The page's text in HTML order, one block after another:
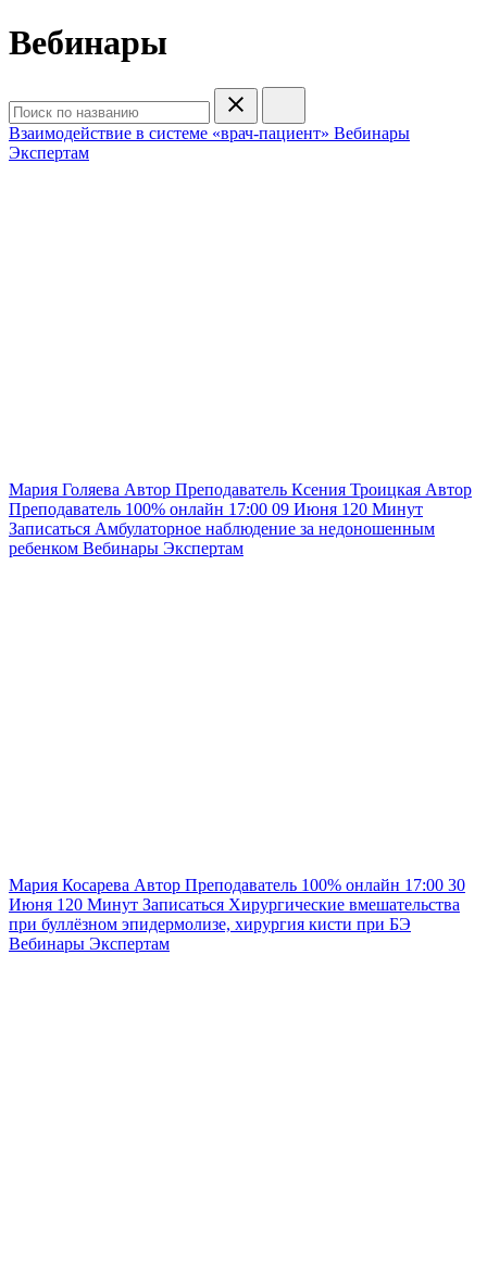
Вебинары
Взаимодействие в системе «врач-пациент» Вебинары
Экспертам
Мария Голяева Автор Преподаватель Ксения Троицкая Автор
Преподаватель 100% онлайн 17:00 09 Июня 120 Минут
Записаться Амбулаторное наблюдение за недоношенным
ребенком Вебинары Экспертам
Мария Косарева Автор Преподаватель 100% онлайн 17:00 30
Июня 120 Минут Записаться Хирургические вмешательства
при буллёзном эпидермолизе, хирургия кисти при БЭ
Вебинары Экспертам